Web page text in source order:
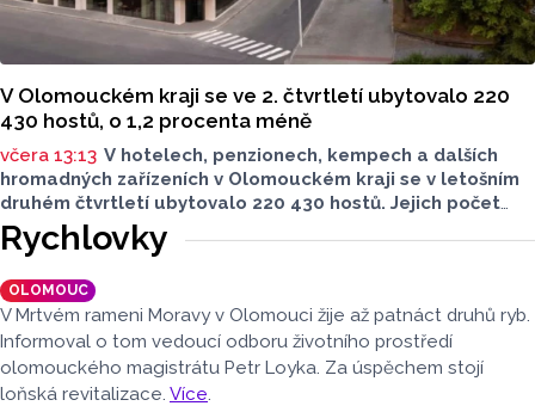
V Olomouckém kraji se ve 2. čtvrtletí ubytovalo 220
430 hostů, o 1,2 procenta méně
včera 13:13 V hotelech, penzionech, kempech a dalších
hromadných zařízeních v Olomouckém kraji se v letošním
druhém čtvrtletí ubytovalo 220 430 hostů. Jejich počet
meziročně klesl o 1,2 procenta. Podle statistik však
přibylo ubytovaných cizinců, kterých bylo 45 548,
meziročně o 9,1 procenta více. Naopak domácích hostů
v regionu ubylo, kraj v tomto období navštívilo 174 882
turistů, což bylo meziročně o 3,6 procenta méně. Celkový
počet přenocování v kraji klesl o 4,7 procenta. Údaje
dnes zveřejnil Český statistický úřad (ČSÚ).
Rychlovky
OLOMOUC
V Mrtvém rameni Moravy v Olomouci žije až patnáct druhů ryb.
Informoval o tom vedoucí odboru životního prostředí
olomouckého magistrátu Petr Loyka. Za úspěchem stojí
loňská revitalizace. Více.